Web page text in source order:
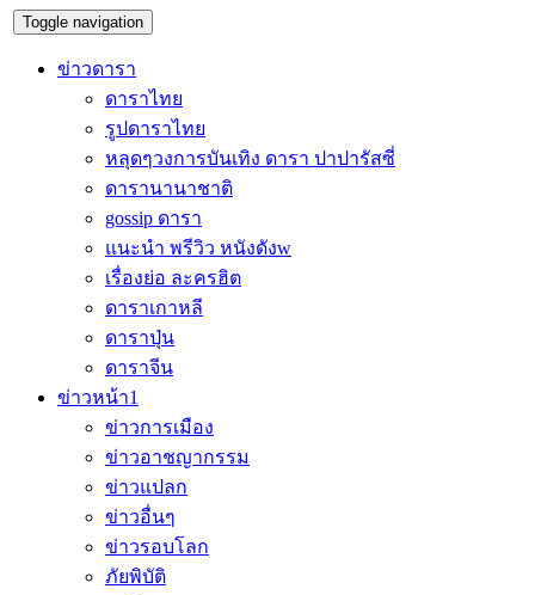
Toggle navigation
ข่าวดารา
ดาราไทย
รูปดาราไทย
หลุดๆวงการบันเทิง ดารา ปาปารัสซี่
ดารานานาชาติ
gossip ดารา
แนะนำ พรีวิว หนังดังw
เรื่องย่อ ละครฮิต
ดาราเกาหลี
ดาราปุ่น
ดาราจีน
ข่าวหน้า1
ข่าวการเมือง
ข่าวอาชญากรรม
ข่าวแปลก
ข่าวอื่นๆ
ข่าวรอบโลก
ภัยพิบัติ